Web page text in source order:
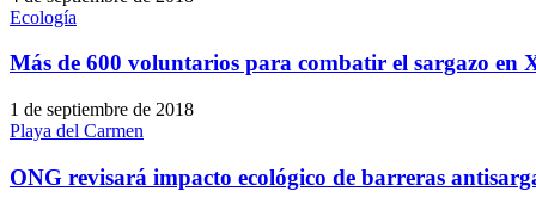
Ecología
Más de 600 voluntarios para combatir el sargazo en
1 de septiembre de 2018
Playa del Carmen
ONG revisará impacto ecológico de barreras